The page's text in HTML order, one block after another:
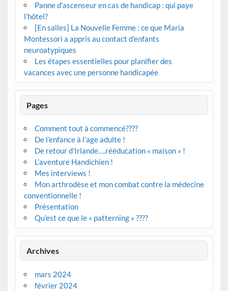
Panne d’ascenseur en cas de handicap : qui paye
l’hôtel?
[En salles] La Nouvelle Femme : ce que Maria
Montessori a appris au contact d’enfants
neuroatypiques
Les étapes essentielles pour planifier des
vacances avec une personne handicapée
Pages
Comment tout à commencé????
De l’enfance à l’age adulte !
De retour d’Irlande….rééducation « maison » !
L’aventure Handichien !
Mes interviews !
Mon arthrodèse et mon combat contre la médecine
conventionnelle !
Présentation
Qu’est ce que le « patterning » ????
Archives
mars 2024
février 2024